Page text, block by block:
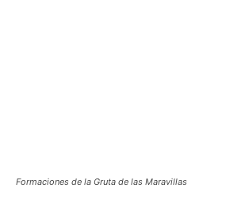
Formaciones de la Gruta de las Maravillas